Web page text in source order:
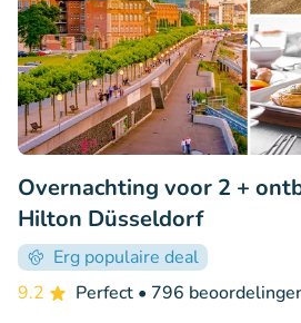
Overnachting voor 2 +
Hilton Düsseldorf
Erg populaire deal
9.2
Perfect • 796